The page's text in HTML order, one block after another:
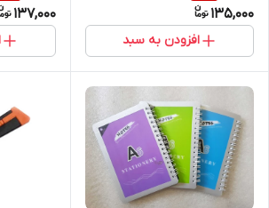
135,000
افزودن به سبد
137,000